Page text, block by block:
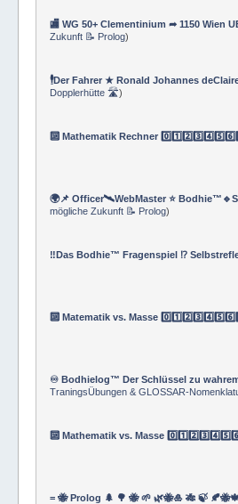
🏬 WG 50+ Clementinium ➦ 1150 Wien
Zukunft 📝 Prolog)
🕴Der Fahrer ★ Ronald Johannes
Dopplerhütte 🛣)
🔟 Mathematik Rechner
🌍📌 Officer🛰WebMaster ⭐️
mögliche Zukunft 📝 Prolog)
‼️Das Bodhie™ Fragenspiel ⁉️
🔟 Matematik vs. Masse
♾️ Bodhielog™ Der Schlüssel zu
TraningsÜbungen & GLOSSAR-
🔟 Mathematik vs. Masse
= 🐝 Prolog 🌲 🌳 🐝 🌱 🌿🐝🎍 🎋 🍃